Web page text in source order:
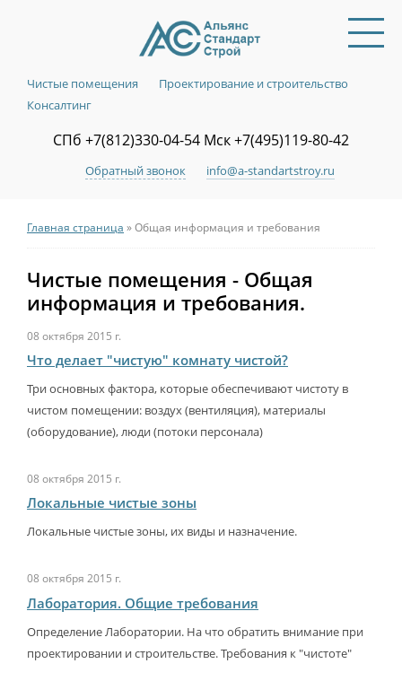
Чистые помещения
Проектирование и строительство
Консалтинг
СПб +7(812)330-04-54 Мск +7(495)119-80-42
Обратный звонок info@a-standartstroy.ru
Главная страница » Общая информация и требования
Чистые помещения - Общая
информация и требования.
08 октября 2015 г.
Что делает "чистую" комнату чистой?
Три основных фактора, которые обеспечивают чистоту в
чистом помещении: воздух (вентиляция), материалы
(оборудование), люди (потоки персонала)
08 октября 2015 г.
Локальные чистые зоны
Локальные чистые зоны, их виды и назначение.
08 октября 2015 г.
Лаборатория. Общие требования
Определение Лаборатории. На что обратить внимание при
проектировании и строительстве. Требования к "чистоте"